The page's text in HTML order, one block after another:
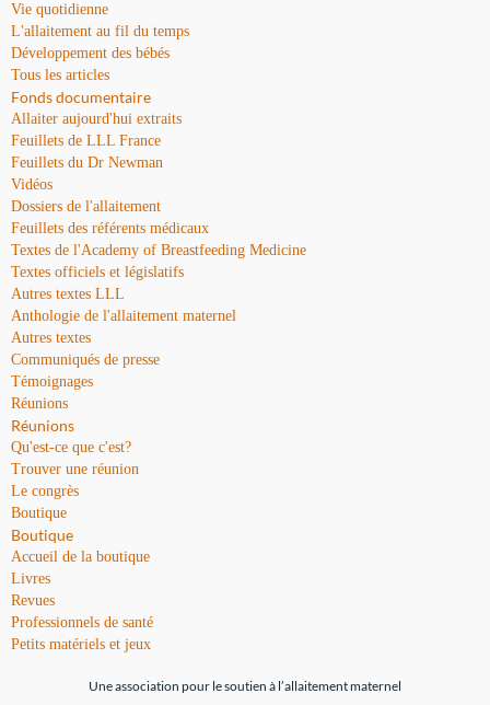
Vie quotidienne
L'allaitement au fil du temps
Développement des bébés
Tous les articles
Fonds documentaire
Allaiter aujourd'hui extraits
Feuillets de LLL France
Feuillets du Dr Newman
Vidéos
Dossiers de l'allaitement
Feuillets des référents médicaux
Textes de l'Academy of Breastfeeding Medicine
Textes officiels et législatifs
Autres textes LLL
Anthologie de l'allaitement maternel
Autres textes
Communiqués de presse
Témoignages
Réunions
Réunions
Qu'est-ce que c'est?
Trouver une réunion
Le congrès
Boutique
Boutique
Accueil de la boutique
Livres
Revues
Professionnels de santé
Petits matériels et jeux
Une association pour le soutien à l’allaitement maternel